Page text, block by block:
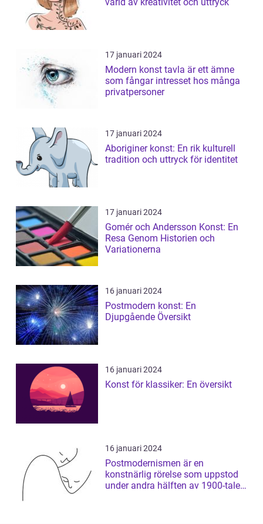
17 januari 2024
Modern konst tavla är ett ämne
som fångar intresset hos många
privatpersoner
17 januari 2024
Aboriginer konst: En rik kulturell
tradition och uttryck för identitet
17 januari 2024
Gomér och Andersson Konst: En
Resa Genom Historien och
Variationerna
16 januari 2024
Postmodern konst: En
Djupgående Översikt
16 januari 2024
Konst för klassiker: En översikt
16 januari 2024
Postmodernismen är en
konstnärlig rörelse som uppstod
under andra hälften av 1900-talet